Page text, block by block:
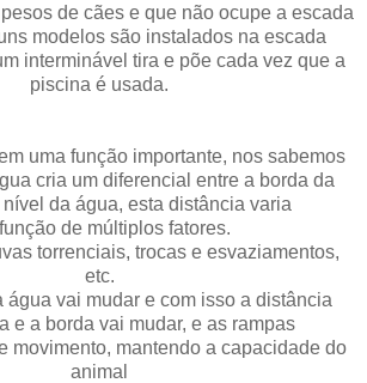
de cães e que não ocupe a escada
modelos são instalados na escada
interminável tira e põe cada vez que a
piscina é usada.
uma função importante, nos sabemos
cria um diferencial entre a borda da
da água, esta distância varia
de múltiplos fatores.
torrenciais, trocas e esvaziamentos,
etc.
água vai mudar e com isso a distância
e a borda vai mudar, e as rampas
movimento, mantendo a capacidade do
animal